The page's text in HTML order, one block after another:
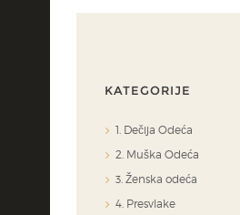
KATEGORIJE
1. Dečija Odeća
2. Muška Odeća
3. Ženska odeća
4. Presvlake